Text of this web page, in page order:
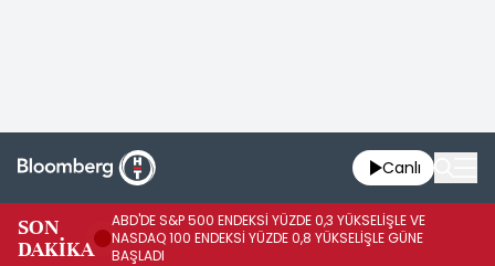
Canlı
SON
DAKİKA
ABD'DE S&P 500 ENDEKSİ YÜZDE 0,3 YÜKSELİŞLE VE
NASDAQ 100 ENDEKSİ YÜZDE 0,8 YÜKSELİŞLE GÜNE
BAŞLADI